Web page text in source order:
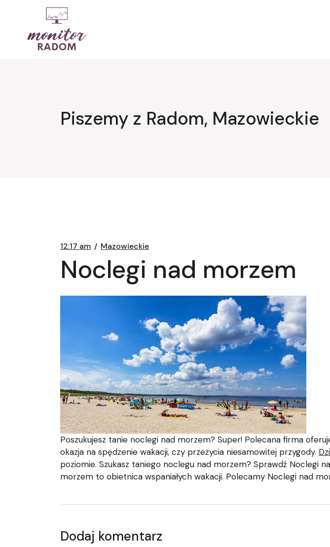
Piszemy z Radom, Mazowieckie
12:17 am Mazowieckie
Noclegi nad morzem
Poszukujesz tanie noclegi nad morzem? Super! Polecana firma
okazja na spędzenie wakacji, czy przeżycia niesamowitej przygody.
poziomie. Szukasz taniego noclegu nad morzem? Sprawdź Noclegi
morzem to obietnica wspaniałych wakacji. Polecamy Noclegi nad
Dodaj komentarz